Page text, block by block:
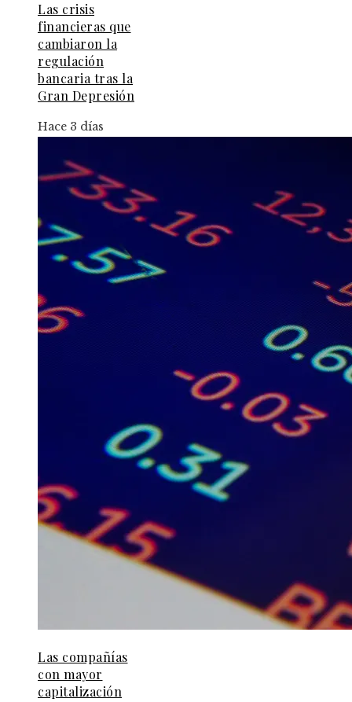
Las crisis
financieras que
cambiaron la
regulación
bancaria tras la
Gran Depresión
Hace 3 días
Las compañías
con mayor
capitalización